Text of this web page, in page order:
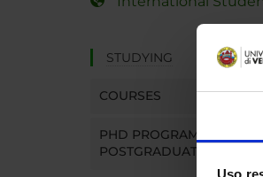
Uso
STUDYING
COURSES
PHD PROGRAMMES AND
POSTGRADUATE TRAINING